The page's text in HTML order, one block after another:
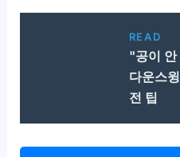
READ
"공이
다운스
전 팁